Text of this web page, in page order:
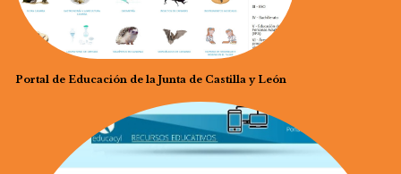
Portal de Educación de la Junta de Castilla y León